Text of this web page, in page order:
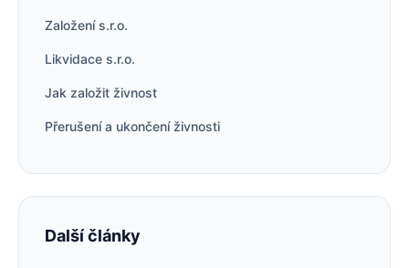
Založení s.r.o.
Likvidace s.r.o.
Jak založit živnost
Přerušení a ukončení živnosti
Další články